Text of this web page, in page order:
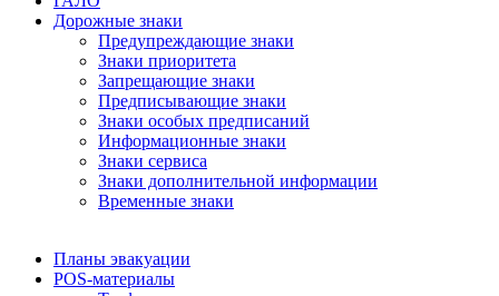
Дорожные знаки
Предупреждающие знаки
Знаки приоритета
Запрещающие знаки
Предписывающие знаки
Знаки особых предписаний
Информационные знаки
Знаки сервиса
Знаки дополнительной информации
Временные знаки
Планы эвакуации
POS-материалы